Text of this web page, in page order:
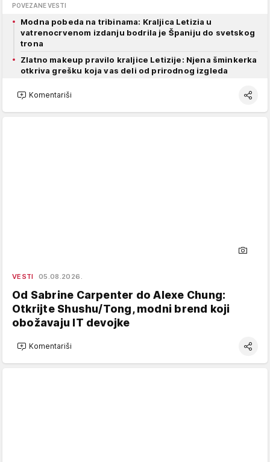
POVEZANE VESTI
Modna pobeda na tribinama: Kraljica Letizia u
vatrenocrvenom izdanju bodrila je Španiju do svetskog
trona
Zlatno makeup pravilo kraljice Letizije: Njena šminkerka
otkriva grešku koja vas deli od prirodnog izgleda
Komentariši
VESTI 05.08.2026.
Od Sabrine Carpenter do Alexe Chung:
Otkrijte Shushu/Tong, modni brend koji
obožavaju IT devojke
Komentariši